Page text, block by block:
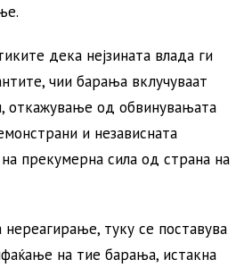
дека нејзината влада ги
чии барања вклучуваат
откажување од обвинувањата
и независната
прекумерна сила од страна на
нереагирање, туку се поставува
на тие барања, истакна